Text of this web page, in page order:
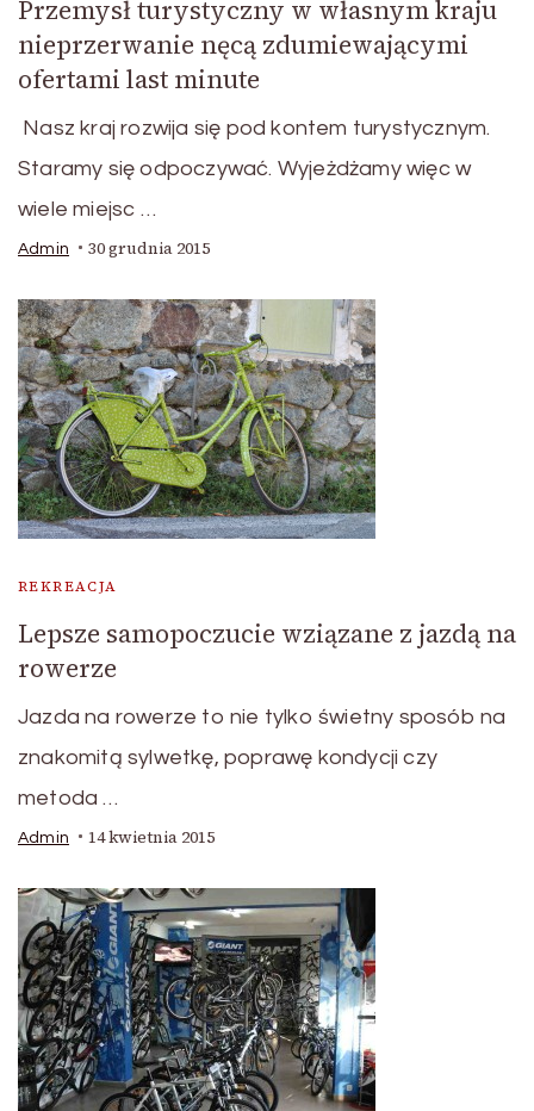
Przemysł turystyczny w własnym kraju
nieprzerwanie nęcą zdumiewającymi
ofertami last minute
Nasz kraj rozwija się pod kontem turystycznym.
Staramy się odpoczywać. Wyjeżdżamy więc w
wiele miejsc …
Admin 30 grudnia 2015
REKREACJA
Lepsze samopoczucie wziązane z jazdą na
rowerze
Jazda na rowerze to nie tylko świetny sposób na
znakomitą sylwetkę, poprawę kondycji czy
metoda …
Admin 14 kwietnia 2015